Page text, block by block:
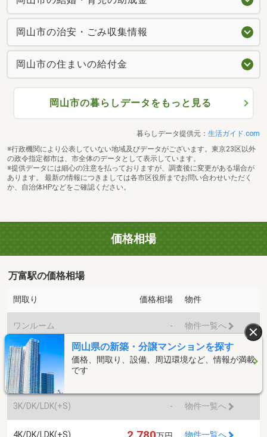
岡山市の治安・ごみ収集情報
岡山市の住まいの給付金
岡山市の暮らしデータをもっと見る
暮らしデータ提供元： 生活ガイド.com
※行政機関により公表していない地域及びデータがございます。東京23区以外
の政令指定都市は、市全体のデータとして表示しています。
※提供データには細心の注意を払っておりますが、調査後に変更がある場合が
あります。 最新の情報につきましては各市区役所までお問い合わせいただく
か、自治体HPなどをご確認ください。
価格相場
万富駅の価格相場
間取り 価格相場 物件
ワンルーム - 物件一覧へ
1K/DK/LDK(+S) - 物件一覧へ
2K/DK/LDK(+S)
3K/DK/LDK(+S) - 物件一覧へ
4K/DK/LDK(+S) 物件一覧へ
岡山県の新築・分譲マンションを探す
価格、間取り、設備、周辺環境など、情報が満載
です